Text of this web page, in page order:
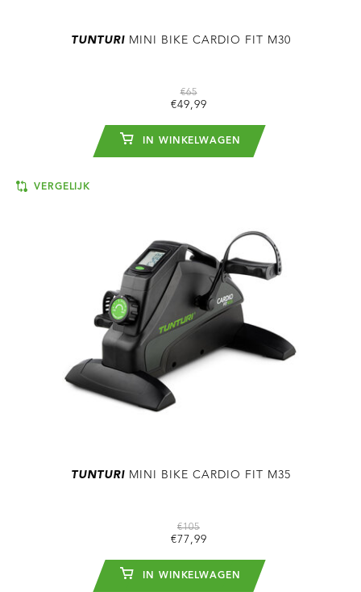
TUNTURIMINI BIKE CARDIO FIT M30
€65
€49,99
IN WINKELWAGEN
VERGELIJK
TUNTURIMINI BIKE CARDIO FIT M35
€105
€77,99
IN WINKELWAGEN